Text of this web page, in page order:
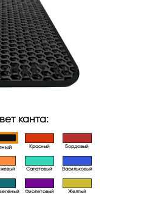
канта:
Красный Бордовый
Салатовый Васильковый
Фиолетовый Желтый